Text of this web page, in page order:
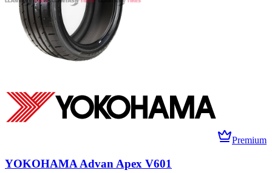
Premium
YOKOHAMA Advan Apex V601